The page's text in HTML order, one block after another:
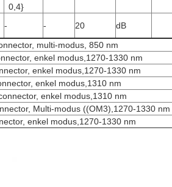
0,4}
- - 20 dB
multi-modus, 850 nm
enkel modus, 1270-1330 nm
enkel modus, 1270-1330 nm
enkel modus, 1310 nm
enkel modus, 1310 nm
Multi-modus ((OM3), 1270-1330 nm
enkel modus, 1270-1330 nm